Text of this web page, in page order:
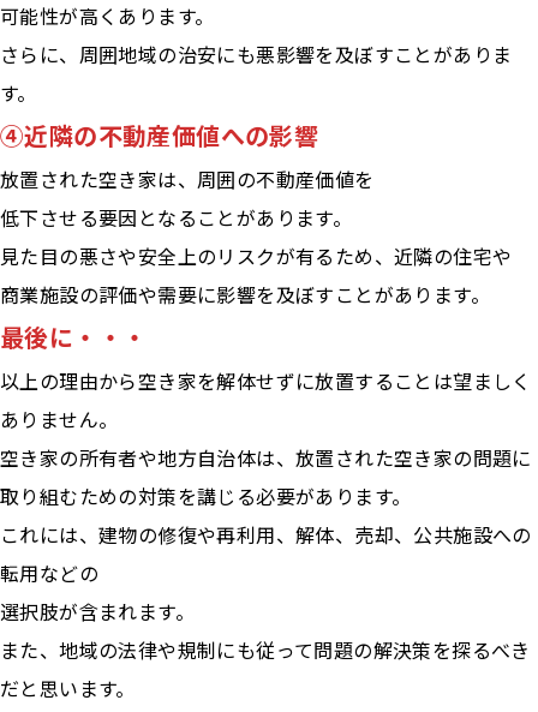
可能性が高くあります。
さらに、周囲地域の治安にも悪影響を及ぼすことがありま
す。
④近隣の不動産価値への影響
放置された空き家は、周囲の不動産価値を
低下させる要因となることがあります。
見た目の悪さや安全上のリスクが有るため、近隣の住宅や
商業施設の評価や需要に影響を及ぼすことがあります。
最後に・・・
以上の理由から空き家を解体せずに放置することは望ましく
ありません。
空き家の所有者や地方自治体は、放置された空き家の問題に
取り組むための対策を講じる必要があります。
これには、建物の修復や再利用、解体、売却、公共施設への
転用などの
選択肢が含まれます。
また、地域の法律や規制にも従って問題の解決策を探るべき
だと思います。